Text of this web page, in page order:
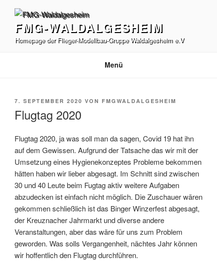
Inhalt
springenFMG-WALDALGESHEIM
Homepage der Flieger-Modellbau-Gruppe Waldalgesheim e.V
Menü
VERÖFFENTLICHT
7. SEPTEMBER 2020 VON FMGWALDALGESHEIM
Flugtag 2020
Flugtag 2020, ja was soll man da sagen, Covid 19 hat ihn
auf dem Gewissen. Aufgrund der Tatsache das wir mit der
Umsetzung eines Hygienekonzeptes Probleme bekommen
hätten haben wir lieber abgesagt. Im Schnitt sind zwischen
30 und 40 Leute beim Fugtag aktiv weitere Aufgaben
abzudecken ist einfach nicht möglich. Die Zuschauer wären
gekommen schließlich ist das Binger Winzerfest abgesagt,
der Kreuznacher Jahrmarkt und diverse andere
Veranstaltungen, aber das wäre für uns zum Problem
geworden. Was solls Vergangenheit, nächtes Jahr können
wir hoffentlich den Flugtag durchführen.